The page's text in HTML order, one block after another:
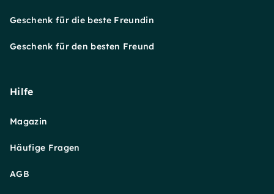
Geschenk für die beste Freundin
Geschenk für den besten Freund
Hilfe
Magazin
Häufige Fragen
AGB